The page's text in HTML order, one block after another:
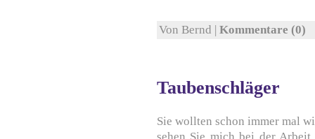
Von Bernd | Kommentare (0)
Taubenschläger
Sie wollten schon immer mal